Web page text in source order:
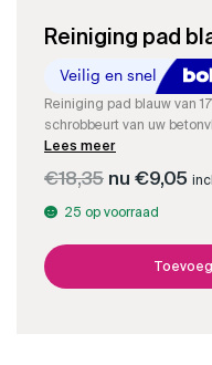
Reiniging pad
Reiniging pad blauw van
schrobbeurt van uw
eens goed schrobben met
Lees meer
€18,35
was:
€9,05
25 op voorraad